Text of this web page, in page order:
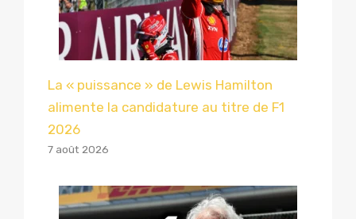
La « puissance » de Lewis Hamilton
alimente la candidature au titre de F1
2026
7 août 2026